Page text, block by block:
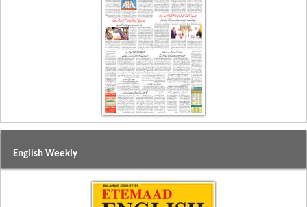
English Weekly